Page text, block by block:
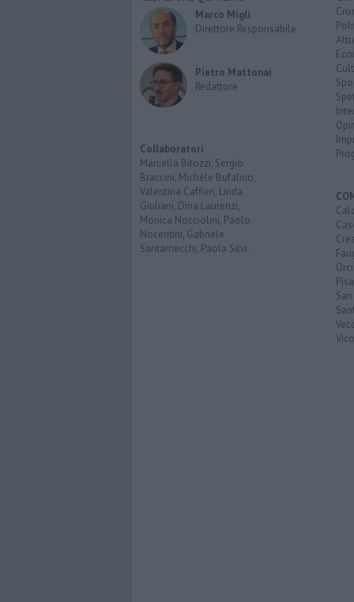
Marco Migli
Direttore Responsabile
Pietro Mattonai
Redattore
Collaboratori
Marcella Bitozzi, Sergio
Braccini, Michele Bufalino,
Valentina Caffieri, Linda
Giuliani, Dina Laurenzi,
Monica Nocciolini, Paolo
Nocentini, Gabriele
Santarnecchi, Paola Silvi.
Pisa